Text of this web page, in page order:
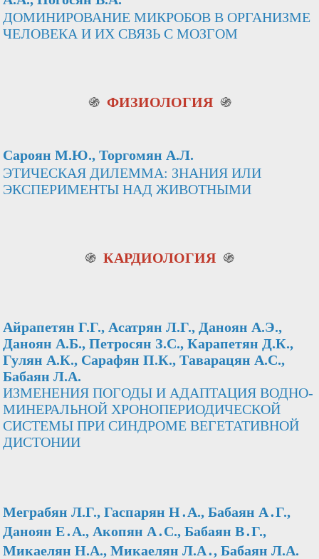
ДОМИНИРОВАНИЕ МИКРОБОВ В ОРГАНИЗМЕ
ЧЕЛОВЕКА И ИХ СВЯЗЬ С МОЗГОМ
֍ ФИЗИОЛОГИЯ ֍
Сароян М.Ю., Торгомян А.Л.
ЭТИЧЕСКАЯ ДИЛЕММА: ЗНАНИЯ ИЛИ
ЭКСПЕРИМЕНТЫ НАД ЖИВОТНЫМИ
֍ КАРДИОЛОГИЯ ֍
Айрапетян Г.Г., Асатрян Л.Г., Даноян А.Э.,
Даноян А.Б., Петросян З.С., Карапетян Д.К.,
Гулян А.К., Сарафян П.К., Таварацян А.С.,
Бабаян Л.А.
ИЗМЕНЕНИЯ ПОГОДЫ И АДАПТАЦИЯ ВОДНО-
МИНЕРАЛЬНОЙ ХРОНОПЕРИОДИЧЕСКОЙ
СИСТЕМЫ ПРИ СИНДРОМЕ ВЕГЕТАТИВНОЙ
ДИСТОНИИ
Меграбян Л.Г., Гаспарян Н․А., Бабаян А․Г.,
Даноян Е․А., Акопян А․С., Бабаян В․Г.,
Микаелян Н.А., Микаелян Л.А․, Бабаян Л.А.